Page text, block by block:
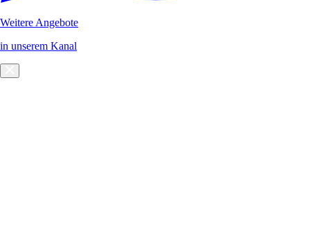
Weitere Angebote
in unserem Kanal